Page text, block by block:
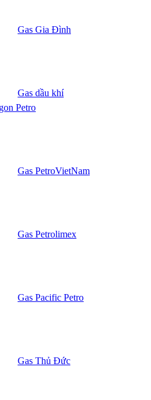
Gas Gia Đình
Gas dầu khí
Petro
Gas PetroVietNam
Gas Petrolimex
Gas Pacific Petro
Gas Thủ Đức